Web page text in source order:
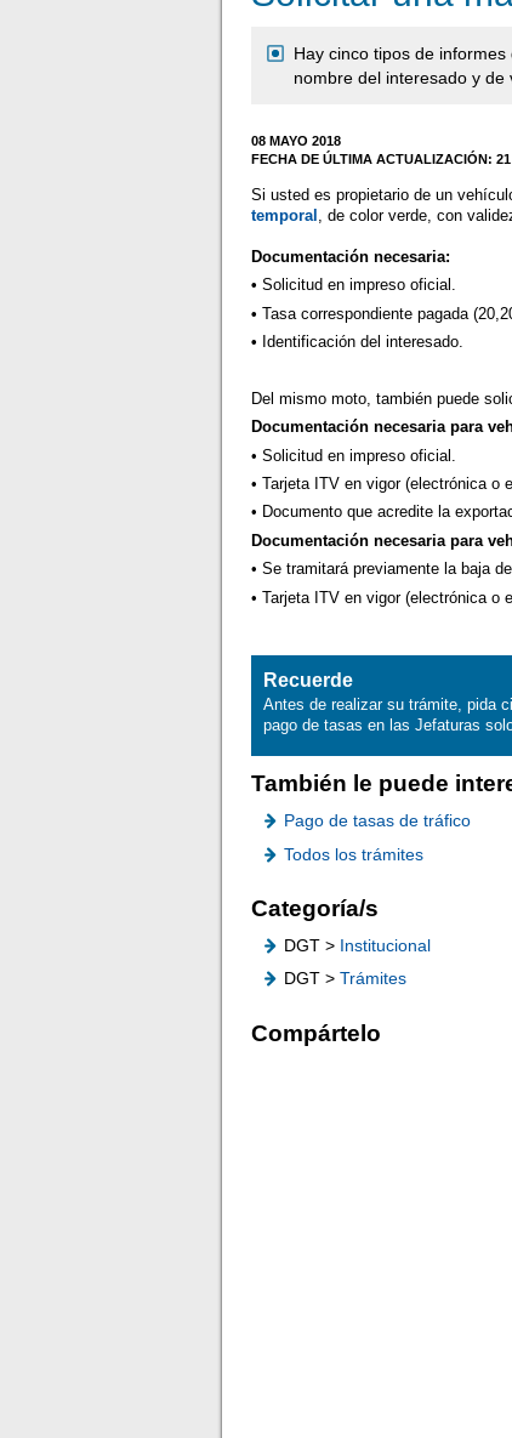
Hay cinco tipos de
nombre del interesado y
08 MAYO 2018
FECHA DE ÚLTIMA ACTUALIZACIÓN:
Si usted es propietario de un
temporal
, de color verde, con
Documentación necesaria:
•Solicitud en impreso oficial.
•Tasa correspondiente pagada
• Identificación del interesado.
Del mismo moto, también puede
Documentación necesaria para
• Solicitud en impreso oficial.
• Tarjeta ITV en vigor (electrónica o
• Documento que acredite la
Documentación necesaria para
• Se tramitará previamente la baja
• Tarjeta ITV en vigor (electrónica o
Recuerde
Antes de realizar su trámite, pida
pago de tasas en las Jefaturas
También le puede
Pago de tasas de tráfico
Todos los trámites
Categoría/s
DGT > Institucional
DGT >Trámites
Compártelo